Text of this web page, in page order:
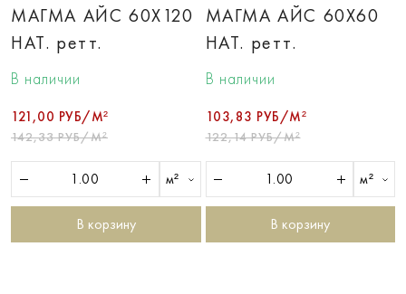
МАГМА АЙС 60X120
НАТ. ретт.
В наличии
121,00 РУБ/М²
142,33 РУБ/М²
м²
В корзину
МАГМА АЙС 60X60
НАТ. ретт.
В наличии
103,83 РУБ/М²
122,14 РУБ/М²
м²
В корзину